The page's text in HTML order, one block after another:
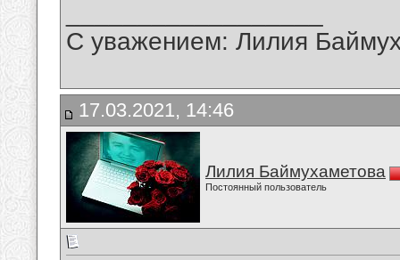
С уважением: Лилия
17.03.2021, 14:46
Лилия Баймухаметова
Постоянный пользователь